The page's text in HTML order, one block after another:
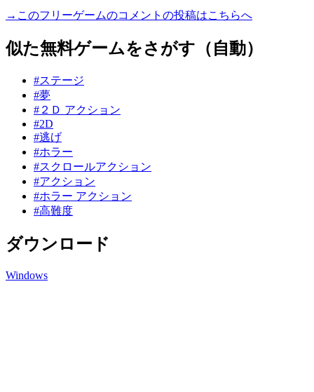
→このフリーゲームのコメントの投稿はこちらへ
似た無料ゲームをさがす（自動）
#ステージ
#夢
#２Ｄ アクション
#2D
#逃げ
#ホラー
#スクロールアクション
#アクション
#ホラー アクション
#高難度
ダウンロード
Windows